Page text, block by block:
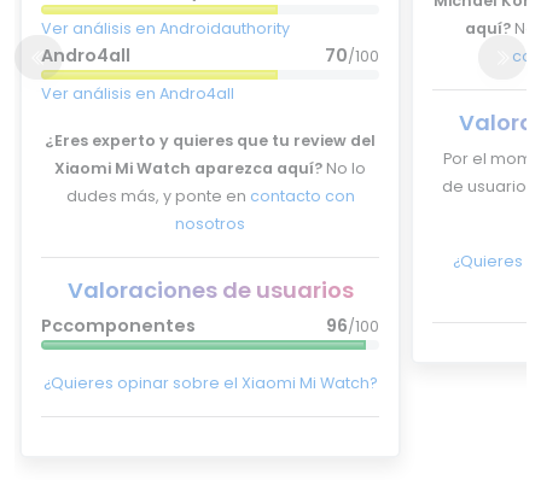
Ver análisis en Androidauthority
Andro4all 70/100
Ver análisis en Andro4all
¿Eres experto y quieres que tu review del
Xiaomi Mi Watch aparezca aquí? No lo
dudes más, y ponte en contacto con
nosotros
Valoraciones de usuarios
Pccomponentes 96/100
¿Quieres opinar sobre el Xiaomi Mi Watch?
aquí?
Por el
de usuarios
¿Quieres